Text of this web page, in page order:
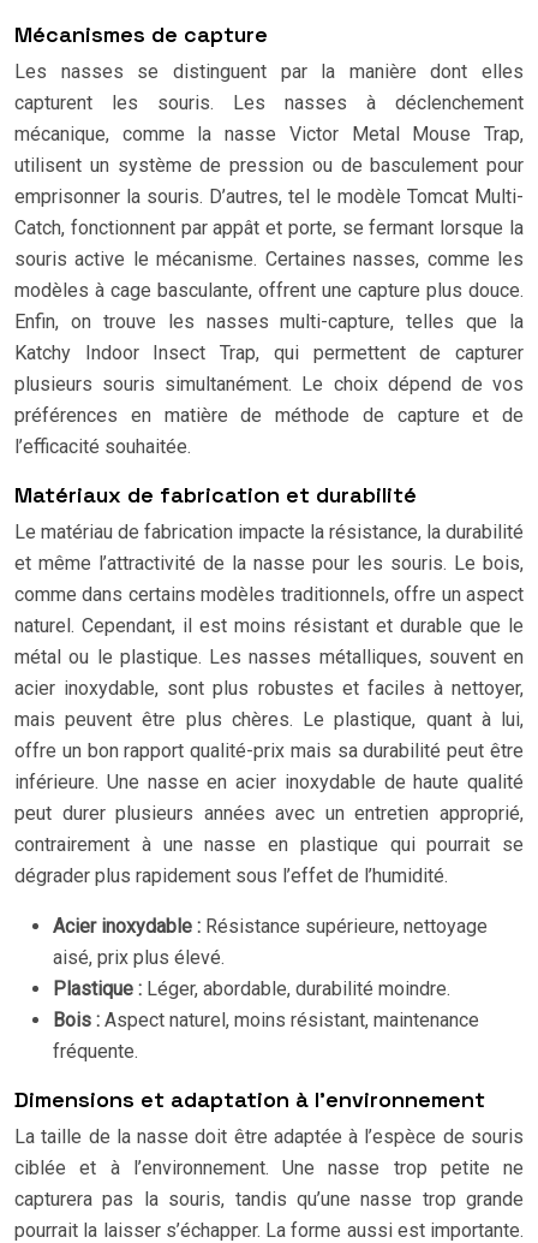
Mécanismes de capture
Les nasses se distinguent par la manière dont elles
capturent les souris. Les nasses à déclenchement
mécanique, comme la nasse Victor Metal Mouse Trap,
utilisent un système de pression ou de basculement pour
emprisonner la souris. D’autres, tel le modèle Tomcat Multi-
Catch, fonctionnent par appât et porte, se fermant lorsque la
souris active le mécanisme. Certaines nasses, comme les
modèles à cage basculante, offrent une capture plus douce.
Enfin, on trouve les nasses multi-capture, telles que la
Katchy Indoor Insect Trap, qui permettent de capturer
plusieurs souris simultanément. Le choix dépend de vos
préférences en matière de méthode de capture et de
l’efficacité souhaitée.
Matériaux de fabrication et durabilité
Le matériau de fabrication impacte la résistance, la durabilité
et même l’attractivité de la nasse pour les souris. Le bois,
comme dans certains modèles traditionnels, offre un aspect
naturel. Cependant, il est moins résistant et durable que le
métal ou le plastique. Les nasses métalliques, souvent en
acier inoxydable, sont plus robustes et faciles à nettoyer,
mais peuvent être plus chères. Le plastique, quant à lui,
offre un bon rapport qualité-prix mais sa durabilité peut être
inférieure. Une nasse en acier inoxydable de haute qualité
peut durer plusieurs années avec un entretien approprié,
contrairement à une nasse en plastique qui pourrait se
dégrader plus rapidement sous l’effet de l’humidité.
Acier inoxydable : Résistance supérieure, nettoyage
aisé, prix plus élevé.
Plastique : Léger, abordable, durabilité moindre.
Bois : Aspect naturel, moins résistant, maintenance
fréquente.
Dimensions et adaptation à l’environnement
La taille de la nasse doit être adaptée à l’espèce de souris
ciblée et à l’environnement. Une nasse trop petite ne
capturera pas la souris, tandis qu’une nasse trop grande
pourrait la laisser s’échapper. La forme aussi est importante.